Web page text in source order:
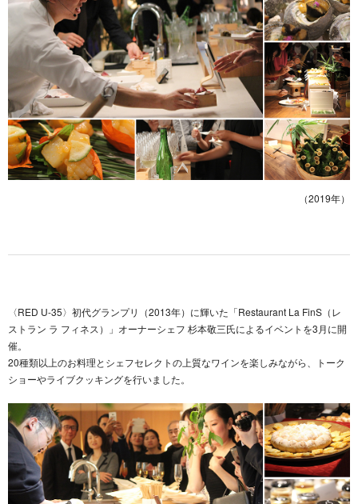
（2019年）
〈RED U-35〉初代グランプリ（2013年）に輝いた「Restaurant La FinS（レ
ストラン ラ フィネス）」オーナーシェフ 杉本敬三氏によるイベントを3月に開
催。
20種類以上のお料理とシェフセレクトの上質なワインを楽しみながら、トーク
ショーやライブクッキングを行いました。